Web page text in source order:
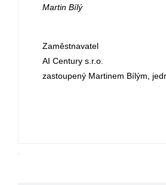
Martin Bílý
Zaměstnavatel
AI Century s.r.o.
zastoupený Martinem Bílým,
.